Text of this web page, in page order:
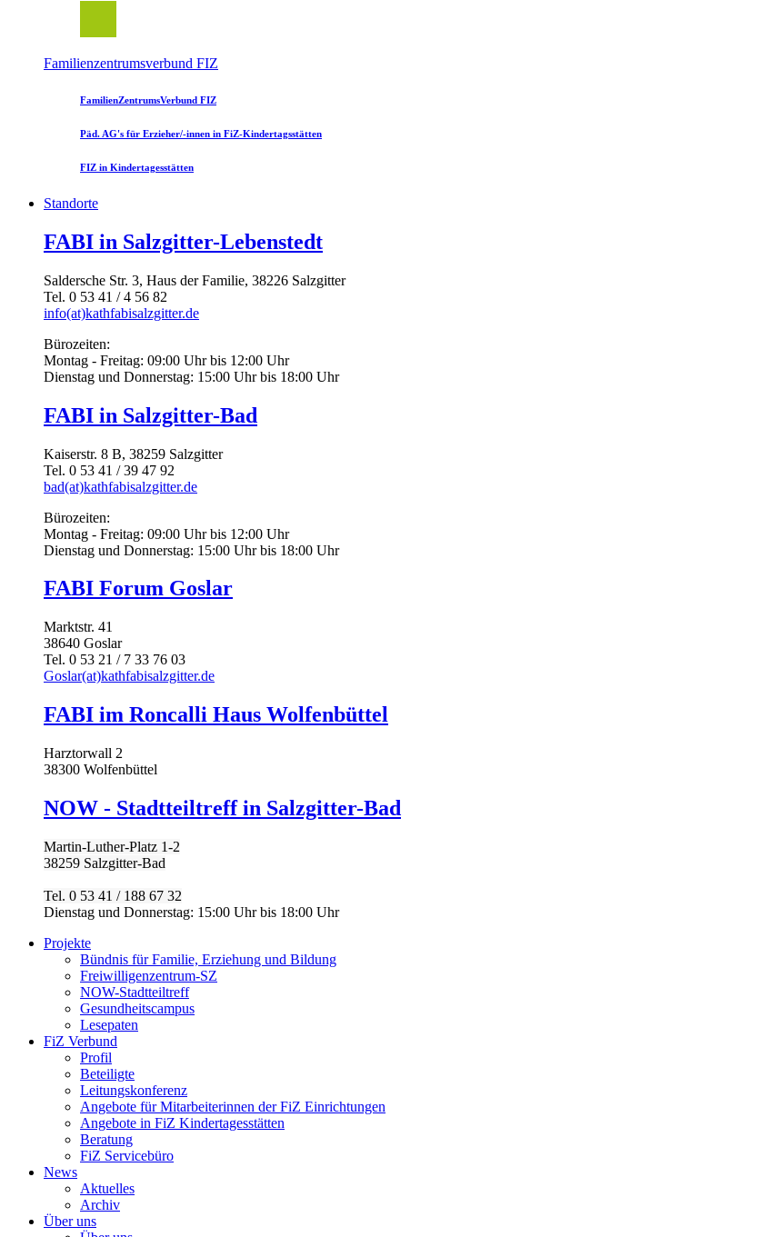
Familienzentrumsverbund FIZ
FamilienZentrumsVerbund FIZ
Päd. AG's für Erzieher/-innen in FiZ-Kindertagsstätten
FIZ in Kindertagesstätten
Standorte
FABI in Salzgitter-Lebenstedt
Saldersche Str. 3, Haus der Familie, 38226 Salzgitter
Tel. 0 53 41 / 4 56 82
info(at)kathfabisalzgitter.de
Bürozeiten:
Montag - Freitag: 09:00 Uhr bis 12:00 Uhr
Dienstag und Donnerstag: 15:00 Uhr bis 18:00 Uhr
FABI in Salzgitter-Bad
Kaiserstr. 8 B, 38259 Salzgitter
Tel. 0 53 41 / 39 47 92
bad(at)kathfabisalzgitter.de
Bürozeiten:
Montag - Freitag: 09:00 Uhr bis 12:00 Uhr
Dienstag und Donnerstag: 15:00 Uhr bis 18:00 Uhr
FABI Forum Goslar
Marktstr. 41
38640 Goslar
Tel. 0 53 21 / 7 33 76 03
Goslar(at)kathfabisalzgitter.de
FABI im Roncalli Haus Wolfenbüttel
Harztorwall 2
38300 Wolfenbüttel
NOW - Stadtteiltreff in Salzgitter-Bad
Martin-Luther-Platz 1-2
38259 Salzgitter-Bad
Tel. 0 53 41 / 188 67 32
Dienstag und Donnerstag: 15:00 Uhr bis 18:00 Uhr
Projekte
Bündnis für Familie, Erziehung und Bildung
Freiwilligenzentrum-SZ
NOW-Stadtteiltreff
Gesundheitscampus
Lesepaten
FiZ Verbund
Profil
Beteiligte
Leitungskonferenz
Angebote für Mitarbeiterinnen der FiZ Einrichtungen
Angebote in FiZ Kindertagesstätten
Beratung
FiZ Servicebüro
News
Aktuelles
Archiv
Über uns